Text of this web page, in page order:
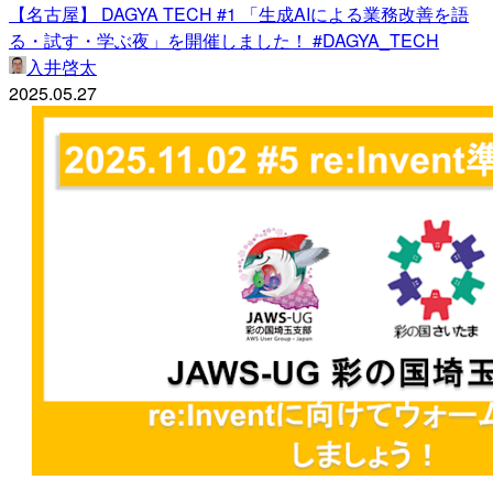
【名古屋】 DAGYA TECH #1 「生成AIによる業務改善を語
る・試す・学ぶ夜」を開催しました！ #DAGYA_TECH
入井啓太
2025.05.27